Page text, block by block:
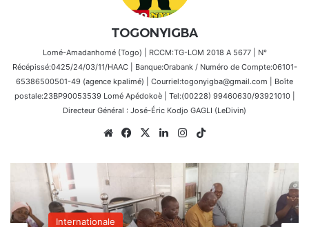
TOGONYIGBA
Lomé-Amadanhomé (Togo) | RCCM:TG-LOM 2018 A 5677 | N°
Récépissé:0425/24/03/11/HAAC | Banque:Orabank / Numéro de Compte:06101-
65386500501-49 (agence kpalimé) | Courriel:togonyigba@gmail.com | Boîte
postale:23BP90053539 Lomé Apédokoè | Tel:(00228) 99460630/93921010 |
Directeur Général : José-Éric Kodjo GAGLI (LeDivin)
WebsiteFacebook
X LinkedinInstagram
Internationale